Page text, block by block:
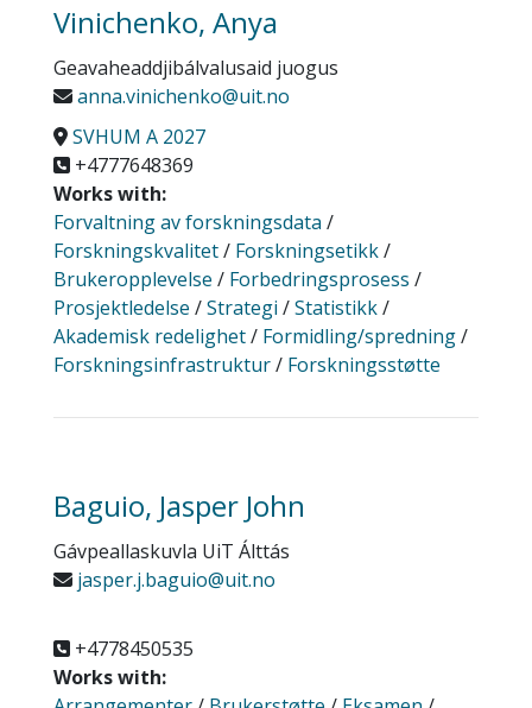
Vinichenko, Anya
Geavaheaddjibálvalusaid juogus
anna.vinichenko@uit.no
SVHUM A 2027
+4777648369
Works with:
Forvaltning av forskningsdata /
Forskningskvalitet/ Forskningsetikk/
Brukeropplevelse / Forbedringsprosess /
Prosjektledelse /Strategi /Statistikk/
Akademisk redelighet/ Formidling/spredning/
Forskningsinfrastruktur/ Forskningsstøtte
Baguio, Jasper John
Gávpeallaskuvla UiT Álttás
jasper.j.baguio@uit.no
+4778450535
Works with: